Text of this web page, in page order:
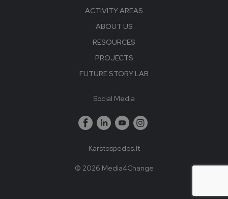
ACTIVITY AREAS
ABOUT US
RESOURCES
PROJECTS
FUTURE STORY LAB
Social Media
Karstospedos.lt
© 2026 Media4Change